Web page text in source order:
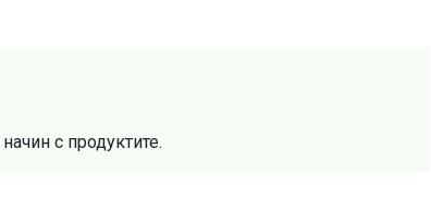
с продуктите.